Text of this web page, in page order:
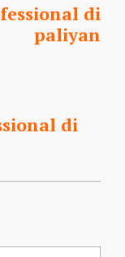
di
paliyan
di